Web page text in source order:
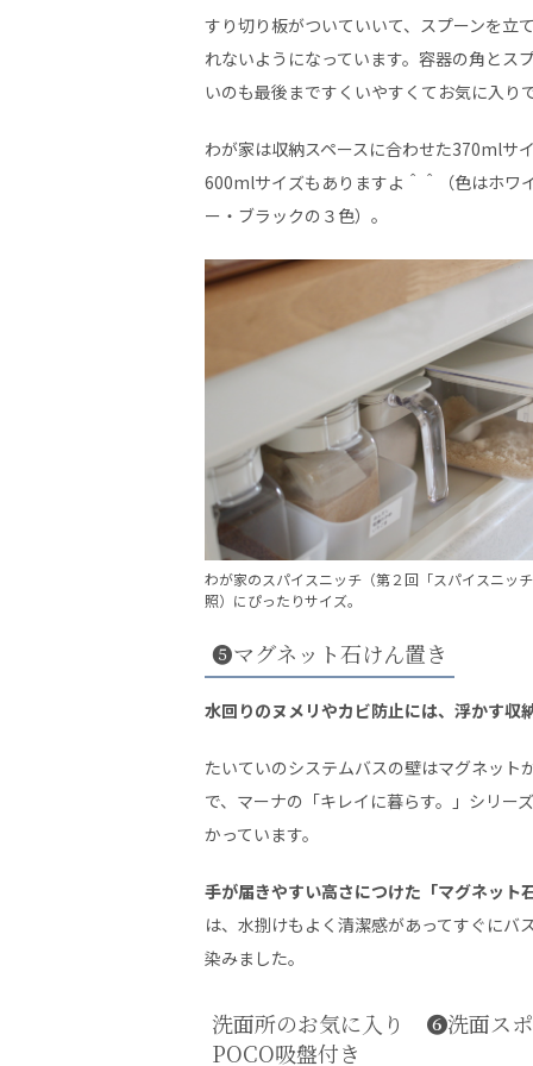
すり切り板がついていいて、スプーンを立
れないようになっています。容器の角とス
いのも最後まですくいやすくてお気に入り
わが家は収納スペースに合わせた370mlサ
600mlサイズもありますよ＾＾（色はホワ
ー・ブラックの３色）。
わが家のスパイスニッチ（第２回「スパイスニッ
照）にぴったりサイズ。
❺マグネット石けん置き
水回りのヌメリやカビ防止には、浮かす収
たいていのシステムバスの壁はマグネット
で、マーナの「キレイに暮らす。」シリー
かっています。
手が届きやすい高さにつけた「マグネット
は、水捌けもよく清潔感があってすぐにバ
染みました。
洗面所のお気に入り ❻洗面ス
POCO吸盤付き